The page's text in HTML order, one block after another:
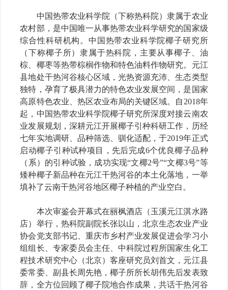
中国热带农业科学院（下称热科院）隶属于农业
农村部 ，是中国唯一从事热带农业科学研究的国家级
综合性科研机构。 中国热带农业科学院椰子研究所
（下称椰子所）隶属于热科院，主要从事椰子、油
棕、椰枣等热带棕榈作物和特色油料作物研究。 元江
县地处干热河谷核心区域，光热资源充沛、生态类型
独特，孕育了极具潜力的特色农业发展空间，是国家
高原特色农业、热区农业布局的关键区域。自 2018年
起，中国热带农业科学院椰子研究所深度对接云南农
业发展规划，深耕元江开展椰子引种科研工作，历经
七年实地调研、品种筛选、驯化适配，于2019年正式
启动椰子引种试种项目，先后完成6个优良椰子品种
（系）的引种试验，成功实现“文椰2号”“文椰3号”等
矮种椰子新品种在元江干热河谷的本土化落地，一举
填补了云南干热河谷地区椰子种植的产业空白。
本次审鉴会开幕式在丽枫酒店（玉溪元江淇水路
店）举行，热科院副院长张以山，北京生态农业产业
协会党支部书记、重庆市乡村产业发展促进会学习小
组组长、专家委员会主任、中科院过程所国家生化工
程技术研究中心（北京）客座研究员刘首文，元江县
委常委、副县长周先艳，椰子所所长胡伟先后发表致
辞，全方位回顾了椰子院地合作成果，共话干热河谷